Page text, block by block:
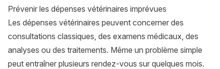
Prévenir les dépenses vétérinaires imprévues
Les dépenses vétérinaires peuvent concerner des
consultations classiques, des examens médicaux, des
analyses ou des traitements. Même un problème simple
peut entraîner plusieurs rendez-vous sur quelques mois.